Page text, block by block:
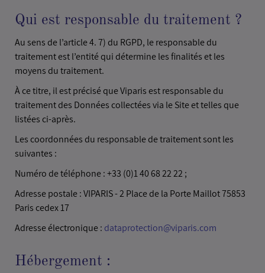
Qui est responsable du traitement ?
Au sens de l’article 4. 7) du RGPD, le responsable du
traitement est l’entité qui détermine les finalités et les
moyens du traitement.
À ce titre, il est précisé que Viparis est responsable du
traitement des Données collectées via le Site et telles que
listées ci-après.
Les coordonnées du responsable de traitement sont les
suivantes :
Numéro de téléphone : +33 (0)1 40 68 22 22 ;
Adresse postale : VIPARIS - 2 Place de la Porte Maillot 75853
Paris cedex 17
Adresse électronique : dataprotection@viparis.com
Hébergement :